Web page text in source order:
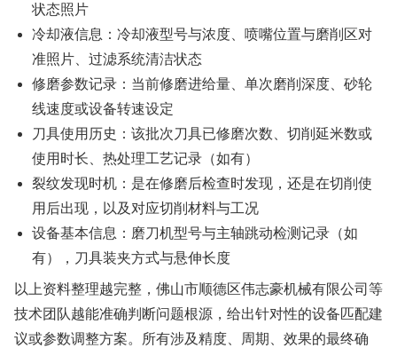
状态照片
冷却液信息：冷却液型号与浓度、喷嘴位置与磨削区对
准照片、过滤系统清洁状态
修磨参数记录：当前修磨进给量、单次磨削深度、砂轮
线速度或设备转速设定
刀具使用历史：该批次刀具已修磨次数、切削延米数或
使用时长、热处理工艺记录（如有）
裂纹发现时机：是在修磨后检查时发现，还是在切削使
用后出现，以及对应切削材料与工况
设备基本信息：磨刀机型号与主轴跳动检测记录（如
有），刀具装夹方式与悬伸长度
以上资料整理越完整，佛山市顺德区伟志豪机械有限公司等
技术团队越能准确判断问题根源，给出针对性的设备匹配建
议或参数调整方案。所有涉及精度、周期、效果的最终确